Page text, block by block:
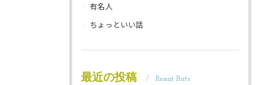
有名人
ちょっといい話
最近の投稿 Recent Posts